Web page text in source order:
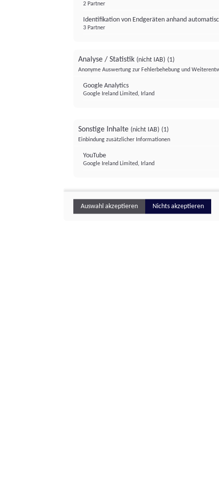
2 Partner
Identifikation von Endgeräten anhand
3 Partner
Analyse / Statistik (nicht IAB) (1)
Anonyme Auswertung zur Fehlerbehebung und
Google Analytics
Google Ireland Limited, Irland
Sonstige Inhalte (nicht IAB) (1)
Einbindung zusätzlicher Informationen
YouTube
Google Ireland Limited, Irland
Auswahl akzeptieren Nichts akzeptieren